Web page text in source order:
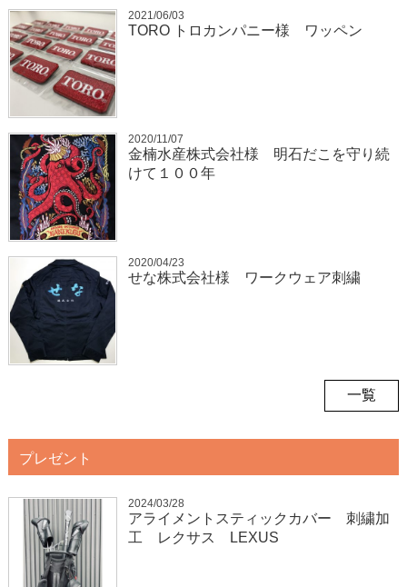
2021/06/03
TORO トロカンパニー様 ワッペン
2020/11/07
金楠水産株式会社様 明石だこを守り続
けて１００年
2020/04/23
せな株式会社様 ワークウェア刺繍
一覧
プレゼント
2024/03/28
アライメントスティックカバー 刺繍加
工 レクサス LEXUS